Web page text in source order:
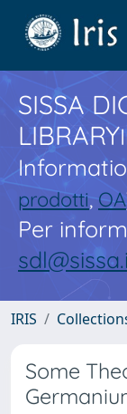
SISSA
LIBRARY
prodotti,OA
Per
IRIS
Some